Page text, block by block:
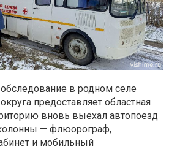
в родном селе
предоставляет областная
вновь выехал автопоезд
— флюорограф,
и мобильный